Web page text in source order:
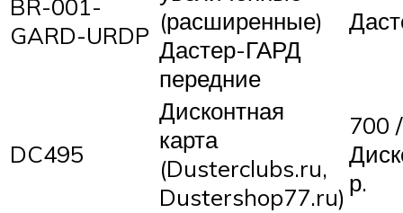
BR-001-
GARD-URDP (расширенные)
Дастер-ГАРД
передние
DC495
Дисконтная
карта
(Dusterclubs.ru,
Dustershop77.ru)
700
р.